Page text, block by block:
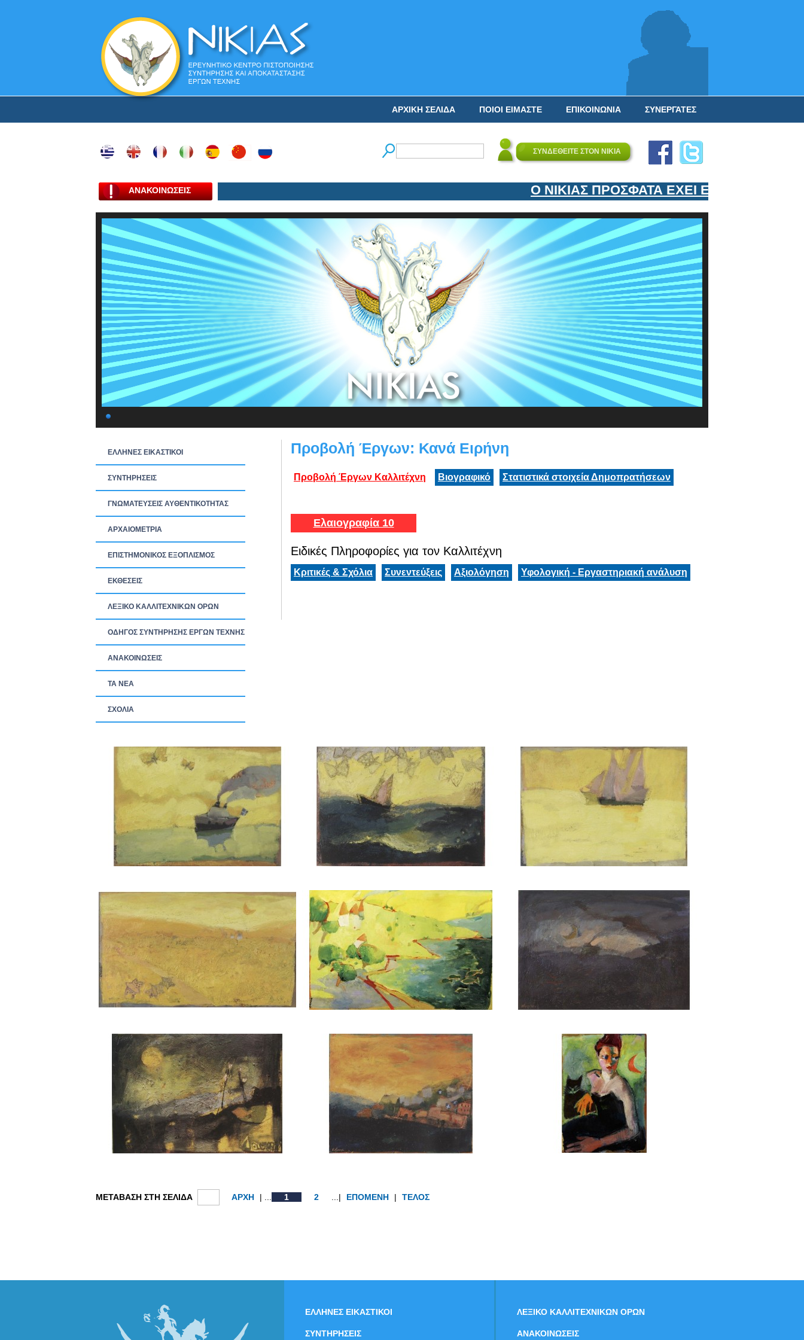
ΣΥΝΕΡΓΑΤΕΣ
ΕΠΙΚΟΙΝΩΝΙΑ
ΠΟΙΟΙ ΕΙΜΑΣΤΕ
ΑΡΧΙΚΗ ΣΕΛΙΔΑ
ΣΥΝΔΕΘΕΙΤΕ ΣΤΟΝ ΝΙΚΙΑ
ΑΝΑΚΟΙΝΩΣΕΙΣ Ο ΝΙΚΙΑΣ ΠΡΟΣΦΑΤΑ ΕΧΕΙ ΕΝΤΑΞΕΙ ΣΤΟΝ
ΕΛΛΗΝΕΣ ΕΙΚΑΣΤΙΚΟΙ
ΣΥΝΤΗΡΗΣΕΙΣ
ΓΝΩΜΑΤΕΥΣΕΙΣ ΑΥΘΕΝΤΙΚΟΤΗΤΑΣ
ΑΡΧΑΙΟΜΕΤΡΙΑ
ΕΠΙΣΤΗΜΟΝΙΚΟΣ ΕΞΟΠΛΙΣΜΟΣ
ΕΚΘΕΣΕΙΣ
ΛΕΞΙΚΟ ΚΑΛΛΙΤΕΧΝΙΚΩΝ ΟΡΩΝ
ΟΔΗΓΟΣ ΣΥΝΤΗΡΗΣΗΣ ΕΡΓΩΝ ΤΕΧΝΗΣ
ΑΝΑΚΟΙΝΩΣΕΙΣ
ΤΑ ΝEΑ
ΣΧΟΛΙΑ
Προβολή Έργων: Κανά Ειρήνη
Προβολή Έργων Καλλιτέχνη Βιογραφικό Στατιστικά στοιχεία Δημοπρατήσεων
Ελαιογραφία 10
Ειδικές Πληροφορίες για τον Καλλιτέχνη
Κριτικές & Σχόλια Συνεντεύξεις Αξιολόγηση Υφολογική - Εργαστηριακή ανάλυση
ΜΕΤΑΒΑΣΗ ΣΤΗ ΣΕΛΙΔΑ ΑΡΧΗ | ... 1 2 ...| ΕΠΟΜΕΝΗ | ΤΕΛΟΣ
ΕΛΛΗΝΕΣ ΕΙΚΑΣΤΙΚΟΙ
ΣΥΝΤΗΡΗΣΕΙΣ
ΛΕΞΙΚΟ ΚΑΛΛΙΤΕΧΝΙΚΩΝ ΟΡΩΝ
ΑΝΑΚΟΙΝΩΣΕΙΣ